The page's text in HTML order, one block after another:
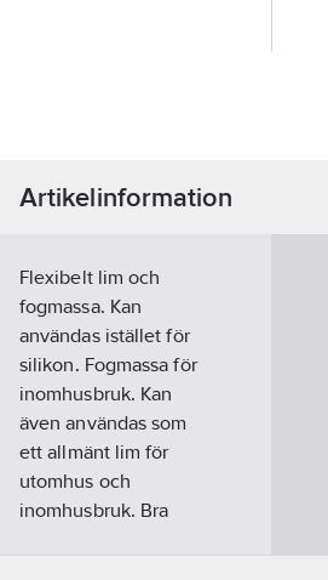
Artikelinformation
Flexibelt lim och
fogmassa. Kan
användas istället för
silikon. Fogmassa för
inomhusbruk. Kan
även användas som
ett allmänt lim för
utomhus och
inomhusbruk. Bra